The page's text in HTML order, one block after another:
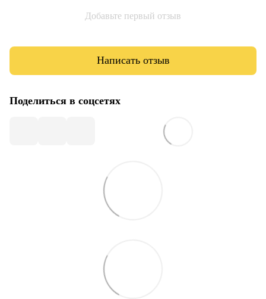
Добавьте первый отзыв
Написать отзыв
Поделиться в соцсетях